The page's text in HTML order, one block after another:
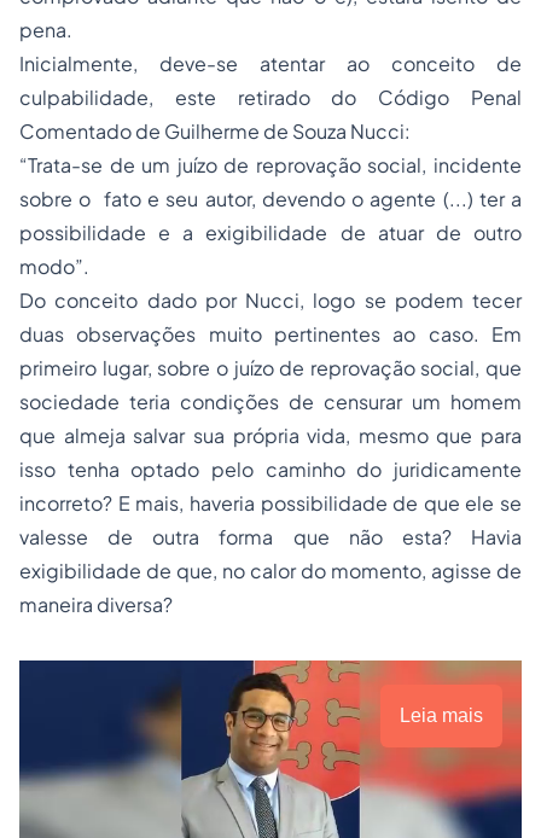
pena.
Inicialmente, deve-se atentar ao conceito de
culpabilidade, este retirado do Código Penal
Comentado de Guilherme de Souza Nucci:
“Trata-se de um juízo de reprovação social, incidente
sobre o fato e seu autor, devendo o agente (...) ter a
possibilidade e a exigibilidade de atuar de outro
modo”.
Do conceito dado por Nucci, logo se podem tecer
duas observações muito pertinentes ao caso. Em
primeiro lugar, sobre o juízo de reprovação social, que
sociedade teria condições de censurar um homem
que almeja salvar sua própria vida, mesmo que para
isso tenha optado pelo caminho do juridicamente
incorreto? E mais, haveria possibilidade de que ele se
valesse de outra forma que não esta? Havia
exigibilidade de que, no calor do momento, agisse de
maneira diversa?
Leia mais